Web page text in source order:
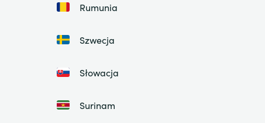
Rumunia
Szwecja
Słowacja
Surinam